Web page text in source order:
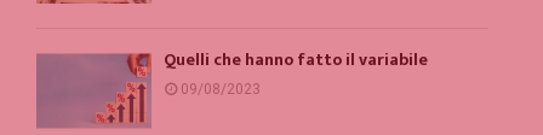
Quelli che hanno fatto il variabile
09/08/2023